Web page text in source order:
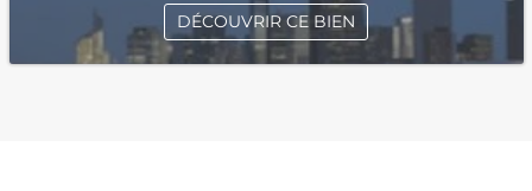
DÉCOUVRIR CE BIEN